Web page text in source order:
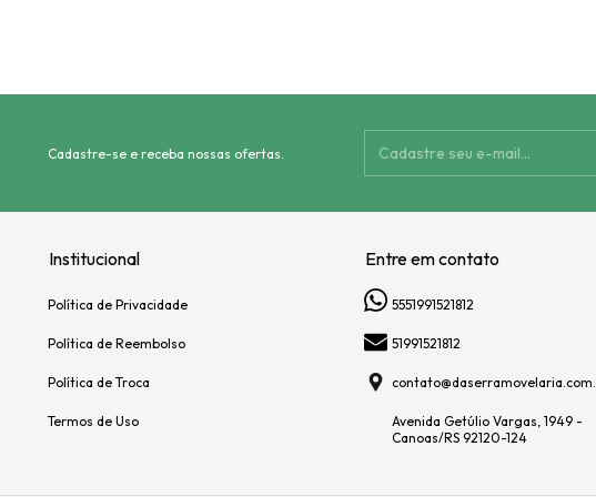
Cadastre-se e receba nossas ofertas.
Institucional
Política de Privacidade
Política de Reembolso
Política de Troca
Termos de Uso
Entre em contato
5551991521812
51991521812
Avenida Getúlio Vargas, 1949 -
Canoas/RS 92120-124